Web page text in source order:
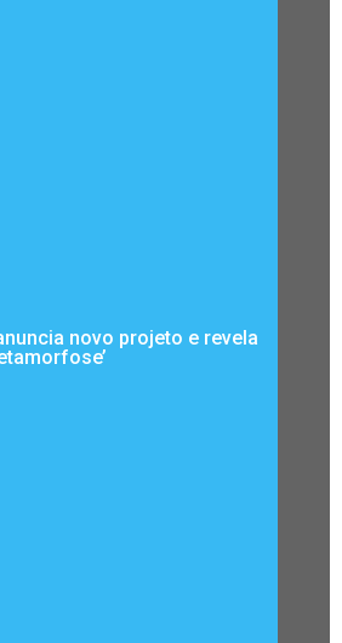
novo projeto e revela